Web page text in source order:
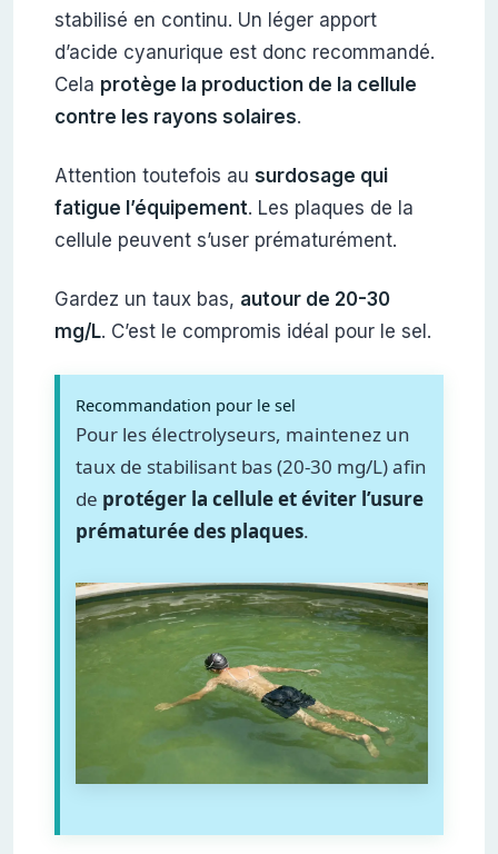
stabilisé en continu. Un léger apport
d’acide cyanurique est donc recommandé.
Cela protège la production de la cellule
contre les rayons solaires.
Attention toutefois au surdosage qui
fatigue l’équipement. Les plaques de la
cellule peuvent s’user prématurément.
Gardez un taux bas, autour de 20-30
mg/L. C’est le compromis idéal pour le sel.
Recommandation pour le sel
Pour les électrolyseurs, maintenez un
taux de stabilisant bas (20-30 mg/L) afin
de protéger la cellule et éviter l’usure
prématurée des plaques.